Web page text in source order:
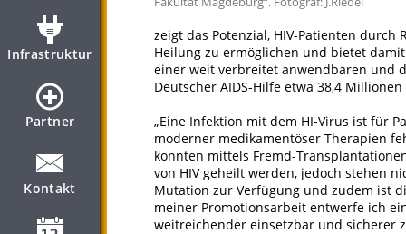
Infrastruktur
Partner
Kontakt
zeigt das Potenzial, HIV-Patienten
Heilung zu ermöglichen und bietet
einer weit verbreitet anwendbaren und
Deutscher AIDS-Hilfe etwa 38,4
„Eine Infektion mit dem HI-Virus ist für
moderner medikamentöser Therapien
konnten mittels Fremd-
von HIV geheilt werden, jedoch stehen
Mutation zur Verfügung und zudem ist
meiner Promotionsarbeit entwerfe ich
weitreichender einsetzbar und sicherer